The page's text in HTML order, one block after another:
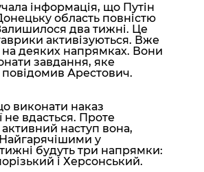
інформація, що Путін
область повністю
два тижні. Це
активізуються. Вже
на деяких напрямках. Вони
завдання, яке
Арестович.
виконати наказ
не вдасться. Проте
наступ вона,
у
будуть три напрямки:
і Херсонський.